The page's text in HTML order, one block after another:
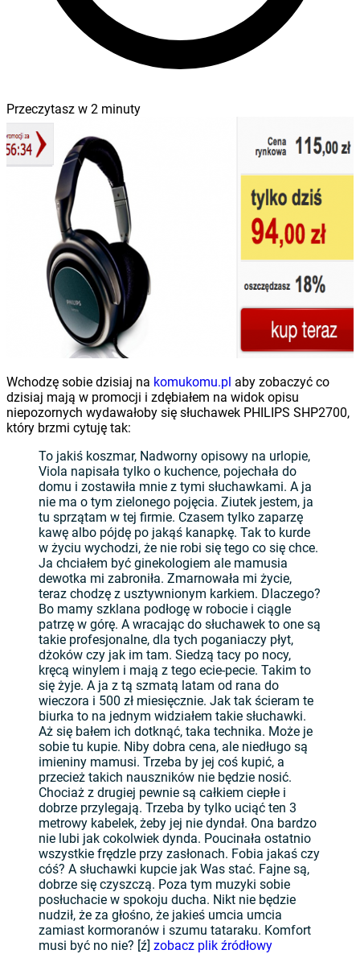
Przeczytasz w 2 minuty
Wchodzę sobie dzisiaj na komukomu.pl aby zobaczyć co
dzisiaj mają w promocji i zdębiałem na widok opisu
niepozornych wydawałoby się słuchawek PHILIPS SHP2700,
który brzmi cytuję tak:
To jakiś koszmar, Nadworny opisowy na urlopie,
Viola napisała tylko o kuchence, pojechała do
domu i zostawiła mnie z tymi słuchawkami. A ja
nie ma o tym zielonego pojęcia. Ziutek jestem, ja
tu sprzątam w tej firmie. Czasem tylko zaparzę
kawę albo pójdę po jakąś kanapkę. Tak to kurde
w życiu wychodzi, że nie robi się tego co się chce.
Ja chciałem być ginekologiem ale mamusia
dewotka mi zabroniła. Zmarnowała mi życie,
teraz chodzę z usztywnionym karkiem. Dlaczego?
Bo mamy szklana podłogę w robocie i ciągle
patrzę w górę. A wracając do słuchawek to one są
takie profesjonalne, dla tych poganiaczy płyt,
dżoków czy jak im tam. Siedzą tacy po nocy,
kręcą winylem i mają z tego ecie-pecie. Takim to
się żyje. A ja z tą szmatą latam od rana do
wieczora i 500 zł miesięcznie. Jak tak ścieram te
biurka to na jednym widziałem takie słuchawki.
Aż się bałem ich dotknąć, taka technika. Może je
sobie tu kupie. Niby dobra cena, ale niedługo są
imieniny mamusi. Trzeba by jej coś kupić, a
przecież takich nauszników nie będzie nosić.
Chociaż z drugiej pewnie są całkiem ciepłe i
dobrze przylegają. Trzeba by tylko uciąć ten 3
metrowy kabelek, żeby jej nie dyndał. Ona bardzo
nie lubi jak cokolwiek dynda. Poucinała ostatnio
wszystkie frędzle przy zasłonach. Fobia jakaś czy
cóś? A słuchawki kupcie jak Was stać. Fajne są,
dobrze się czyszczą. Poza tym muzyki sobie
posłuchacie w spokoju ducha. Nikt nie będzie
nudził, że za głośno, że jakieś umcia umcia
zamiast kormoranów i szumu tataraku. Komfort
musi być no nie? [ź] zobacz plik źródłowy